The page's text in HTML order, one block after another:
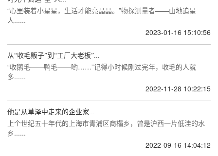
“心里装着小星星，生活才能亮晶晶。”物探测量者——山地追星
人......
2023-01-16 15:10:56
从“收毛贩子”到“工厂大老板”...
“收鹅毛——鸭毛——哟……”记得小时候刚过完年，收毛的人就
多......
2022-11-28 10:22:15
他是从草泽中走来的企业家...
上个世纪五十年代的上海市青浦区商榻乡，曾是沪西一片低洼的水
乡......
2022-09-16 14:04:12